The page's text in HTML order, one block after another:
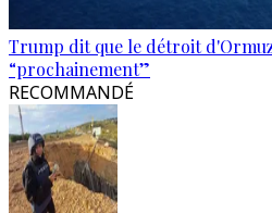
Trump dit que le détroit
“prochainement”
RECOMMANDÉ